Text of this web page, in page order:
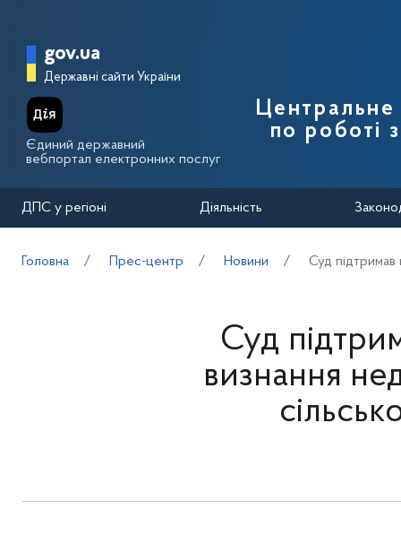
Головна сторінка Державної
gov.ua
Державні сайти України
Єдиний державний
вебпортал електронних послуг
Центральне
по роботі
ДПС у регіоні Діяльність
Головна Прес-центр Новини Суд підтримав
Суд
визнання